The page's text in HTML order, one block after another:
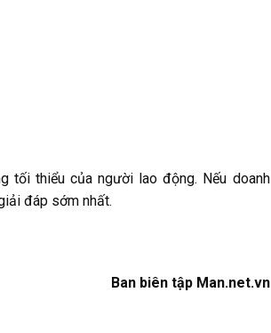
tối thiểu của người lao động. Nếu doanh
đáp sớm nhất.
Ban biên tập Man.net.vn